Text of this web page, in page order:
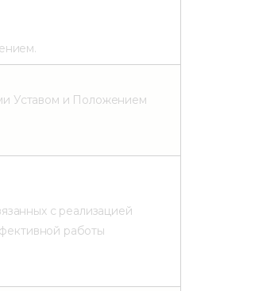
Уставом и Положением
с реализацией
работы